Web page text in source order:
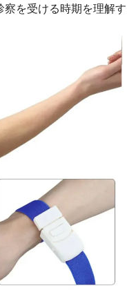
を受ける時期を理解す